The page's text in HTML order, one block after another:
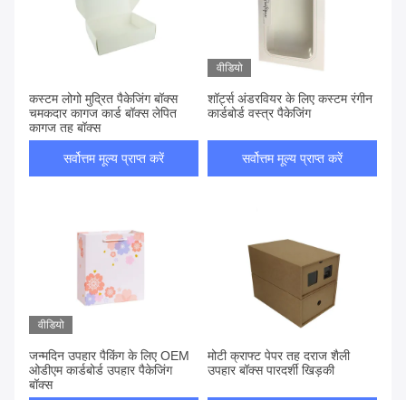
कस्टम लोगो मुद्रित पैकेजिंग बॉक्स
चमकदार कागज कार्ड बॉक्स लेपित
कागज तह बॉक्स
सर्वोत्तम मूल्य प्राप्त करें
वीडियो
शॉर्ट्स अंडरवियर के लिए कस्टम रंगीन
कार्डबोर्ड वस्त्र पैकेजिंग
सर्वोत्तम मूल्य प्राप्त करें
वीडियो
जन्मदिन उपहार पैकिंग के लिए OEM
ओडीएम कार्डबोर्ड उपहार पैकेजिंग
बॉक्स
मोटी क्राफ्ट पेपर तह दराज शैली
उपहार बॉक्स पारदर्शी खिड़की